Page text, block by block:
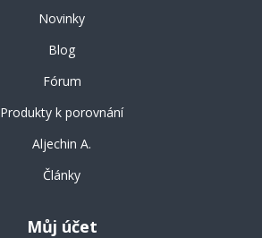
Novinky
Blog
Fórum
Produkty k porovnání
Aljechin A.
Články
Můj účet